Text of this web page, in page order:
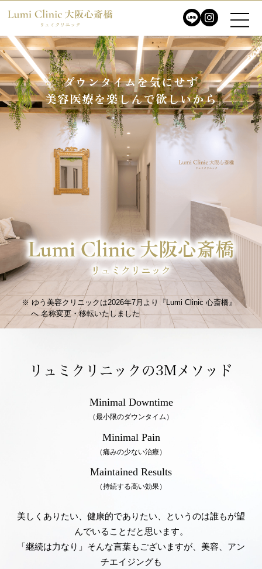
ダウンタイムを気にせず
美容医療を楽しんで欲しいから
ダウンタイムを気にせず
美容医療を楽しんで欲しいから
ゆう美容クリニックは2026年7月より『Lumi Clinic 心斎橋』
へ名称変更・移転いたしました
リュミクリニックの3Mメソッド
Minimal Downtime
（最小限のダウンタイム）
Minimal Pain
（痛みの少ない治療）
Maintained Results
（持続する高い効果）
美しくありたい、健康的でありたい、というのは誰もが望
んでいることだと思います。
「継続は力なり」そんな言葉もございますが、美容、アン
チエイジングも